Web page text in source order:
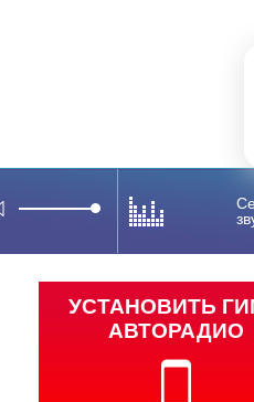
УСТАНОВИТЬ
АВТОРАДИО